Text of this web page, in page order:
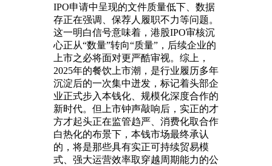
IPO申请中呈现的文件质量低下、数据
存正在强调、保荐人履职不力等问题。
这一明白信号意味着，港股IPO审核沉
心正从“数量”转向“质量”，后续企业的
上市之必将面对更严酷审视。综上，
2025年的餐饮上市潮，是行业履历多年
沉淀后的一次集中迸发，标记着头部企
业正式步入本钱化、规模化深度合作的
新时代。但上市钟声敲响后，实正的才
方才起头正在监管趋严、消费化取合作
白热化的布景下，本钱市场最终承认
的，将是那些具有实正可持续贸易模
式、强大运营效率取穿越周期能力的公